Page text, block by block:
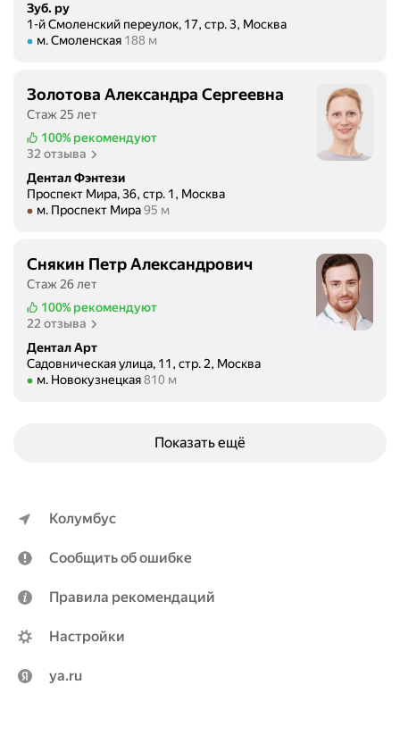
Зуб. ру
1-й Смоленский переулок, 17, стр. 3, Москва
Метро м. Смоленская Расстояние 188 м
м. Смоленская 188 м
Золотова Александра Сергеевна
Стаж 25 лет
100% рекомендуют
32 отзыва
Дентал Фэнтези
Проспект Мира, 36, стр. 1, Москва
Метро м. Проспект Мира Расстояние 95 м
м. Проспект Мира 95 м
Снякин Петр Александрович
Стаж 26 лет
100% рекомендуют
22 отзыва
Дентал Арт
Садовническая улица, 11, стр. 2, Москва
Метро м. Новокузнецкая Расстояние 810 м
м. Новокузнецкая 810 м
Показать ещё
Колумбус
Сообщить об ошибке
Правила рекомендаций
Настройки
ya.ru